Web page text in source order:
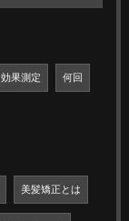
効果測定 何回
美髪矯正とは